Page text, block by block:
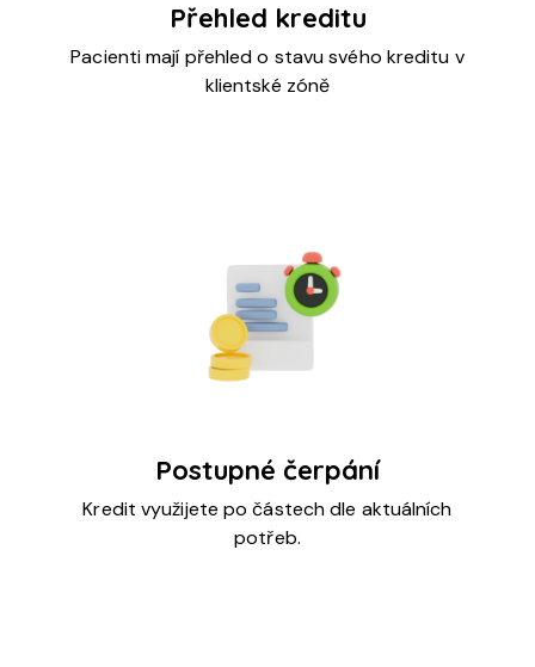
Přehled kreditu
Pacienti mají přehled o stavu svého kreditu v
klientské zóně
Postupné čerpání
Kredit využijete po částech dle aktuálních
potřeb.